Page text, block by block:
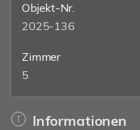
Objekt-Nr.
2025-136
Zimmer
5
Informationen